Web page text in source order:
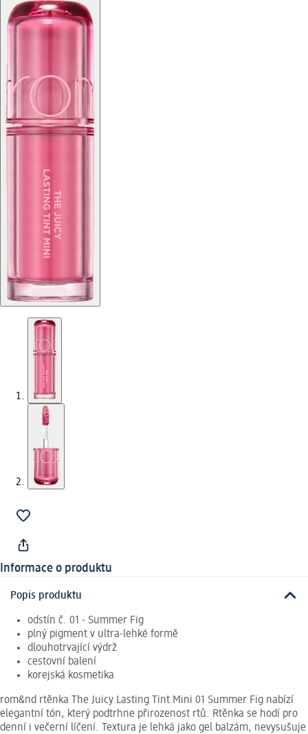
Informace o produktu
Popis produktu
odstín č. 01 - Summer Fig
plný pigment v ultra-lehké formě
dlouhotrvající výdrž
cestovní balení
korejská kosmetika
rom&nd rtěnka The Juicy Lasting Tint Mini 01 Summer Fig nabízí
elegantní tón, který podtrhne přirozenost rtů. Rtěnka se hodí pro
denní i večerní líčení. Textura je lehká jako gel balzám, nevysušuje